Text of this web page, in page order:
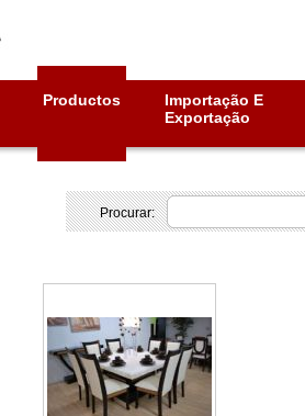
Productos
Importação E
Exportação
Procurar: